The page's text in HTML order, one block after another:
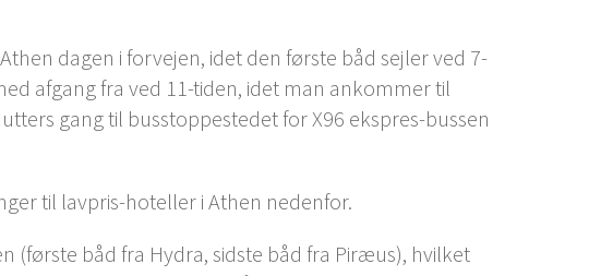
dagen i forvejen, idet den første båd sejler ved 7-
afgang fra ved 11-tiden, idet man ankommer til
gang til busstoppestedet for X96 ekspres-bussen
til lavpris-hoteller i Athen nedenfor.
(første båd fra Hydra, sidste båd fra Piræus), hvilket